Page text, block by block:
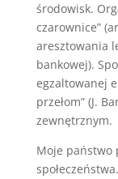
środowisk.
czarownice”
aresztowania
bankowej).
egzaltowanej
przełom” (J.
zewnętrznym.
Moje państwo